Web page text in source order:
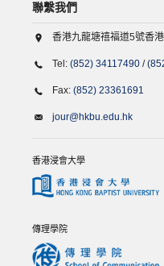
聯繫我們
香港九龍塘禧福道5號香
Tel: (852) 34117490 /
Fax: (852) 23361691
jour@hkbu.edu.hk
香港浸會大學
傳理學院